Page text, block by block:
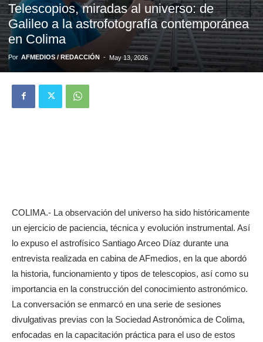
Telescopios, miradas al universo: de
Galileo a la astrofotografía contemporánea
en Colima
Por AFMEDIOS / REDACCIÓN - May 13, 2026
COLIMA.- La observación del universo ha sido históricamente
un ejercicio de paciencia, técnica y evolución instrumental. Así
lo expuso el astrofísico Santiago Arceo Díaz durante una
entrevista realizada en cabina de AFmedios, en la que abordó
la historia, funcionamiento y tipos de telescopios, así como su
importancia en la construcción del conocimiento astronómico.
La conversación se enmarcó en una serie de sesiones
divulgativas previas con la Sociedad Astronómica de Colima,
enfocadas en la capacitación práctica para el uso de estos